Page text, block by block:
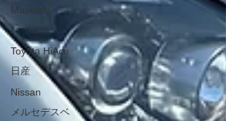
Maserati
ハイエース
Toyota HiAce
日産
Nissan
メルセデスベ